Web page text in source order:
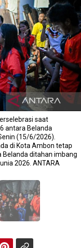
saat
antara Belanda
(15/6/2026).
di Kota Ambon tetap
ditahan imbang
2026. ANTARA